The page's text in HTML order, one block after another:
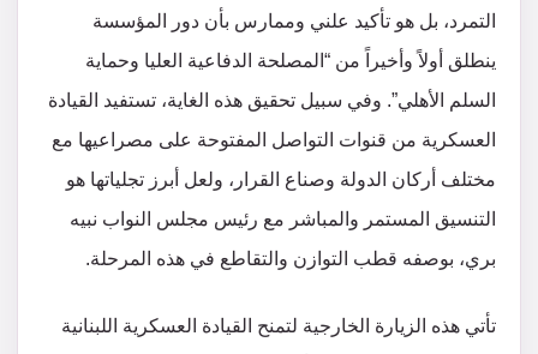
التمرد، بل هو تأكيد علني وممارس بأن دور المؤسسة
ينطلق أولاً وأخيراً من “المصلحة الدفاعية العليا وحماية
السلم الأهلي”. وفي سبيل تحقيق هذه الغاية، تستفيد القيادة
العسكرية من قنوات التواصل المفتوحة على مصراعيها مع
مختلف أركان الدولة وصناع القرار، ولعل أبرز تجلياتها هو
التنسيق المستمر والمباشر مع رئيس مجلس النواب نبيه
بري، بوصفه قطب التوازن والتقاطع في هذه المرحلة.
​تأتي هذه الزيارة الخارجية لتمنح القيادة العسكرية اللبنانية